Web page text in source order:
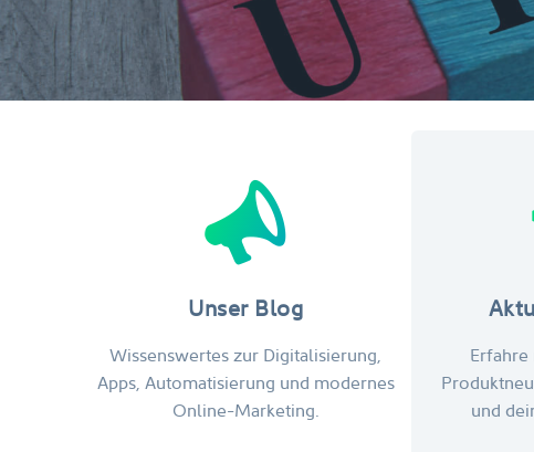
Unser Blog
Wissenswertes zur Digitalisierung,
Apps, Automatisierung und modernes
Online-Marketing.
und